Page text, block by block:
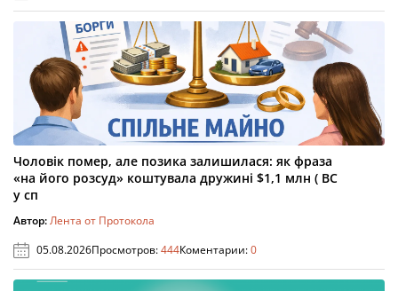
Чоловік помер, але позика залишилася: як фраза
«на його розсуд» коштувала дружині $1,1 млн ( ВС
у сп
Автор:Лента от Протокола
05.08.2026Просмотров:444Коментарии:0